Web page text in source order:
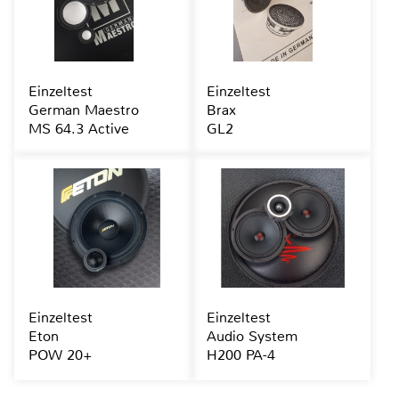
Einzeltest
German Maestro
MS 64.3 Active
Einzeltest
Brax
GL2
Einzeltest
Eton
POW 20+
Einzeltest
Audio System
H200 PA-4